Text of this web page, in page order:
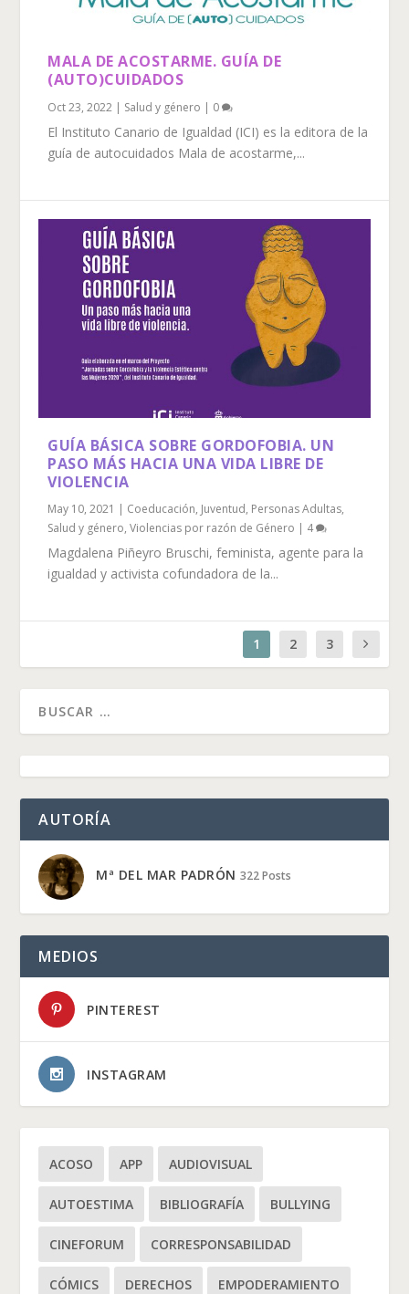
MALA DE ACOSTARME. GUÍA DE
(AUTO)CUIDADOS
Oct 23, 2022 | Salud y género | 0
El Instituto Canario de Igualdad (ICI) es la editora de la
guía de autocuidados Mala de acostarme,...
GUÍA BÁSICA SOBRE GORDOFOBIA. UN
PASO MÁS HACIA UNA VIDA LIBRE DE
VIOLENCIA
May 10, 2021 | Coeducación, Juventud, Personas Adultas,
Salud y género,Violencias por razón de Género | 4
Magdalena Piñeyro Bruschi, feminista, agente para la
igualdad y activista cofundadora de la...
1 2 3
AUTORÍA
Mª DEL MAR PADRÓN 322 Posts
MEDIOS
PINTEREST
INSTAGRAM
ACOSO APP AUDIOVISUAL
AUTOESTIMA BIBLIOGRAFÍA BULLYING
CINEFORUM CORRESPONSABILIDAD
CÓMICS DERECHOS EMPODERAMIENTO